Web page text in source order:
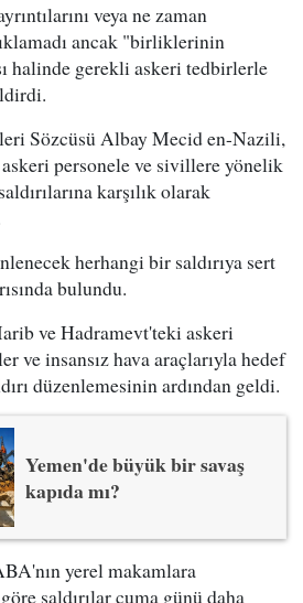
veya ne zaman
ancak "birliklerinin
halinde gerekli askeri tedbirlerle
Sözcüsü Albay Mecid en-Nazili,
personele ve sivillere yönelik
karşılık olarak
herhangi bir saldırıya sert
bulundu.
ve Hadramevt'teki askeri
ve insansız hava araçlarıyla hedef
düzenlemesinin ardından geldi.
Yemen'de büyük bir savaş
kapıda mı?
yerel makamlara
saldırılar cuma günü daha